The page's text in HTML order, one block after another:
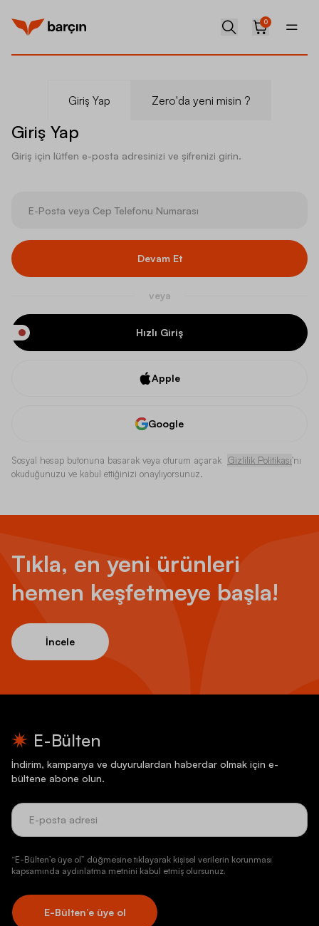
0
Giriş Yap Zero'da yeni misin ?
Giriş Yap
Giriş için lütfen e-posta adresinizi ve şifrenizi girin.
Devam Et
veya
Hızlı Giriş
Apple
Google
Sosyal hesap butonuna basarak veya oturum açarak Gizlilik Politikası'nı
okuduğunuzu ve kabul ettiğinizi onaylıyorsunuz.
Tıkla, en yeni ürünleri
hemen keşfetmeye başla!
İncele
E-Bülten
İndirim, kampanya ve duyurulardan haberdar olmak için e-
bültene abone olun.
“E-Bülten’e üye ol” düğmesine tıklayarak kişisel verilerin korunması
kapsamında aydınlatma metnini kabul etmiş olursunuz.
E-Bülten’e üye ol